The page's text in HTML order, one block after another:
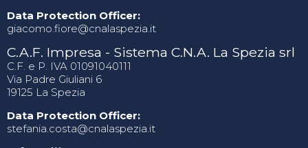
Data Protection Officer:
giacomo.fiore@cnalaspezia.it
C.A.F. Impresa - Sistema C.N.A. La Spezia srl
C.F. e P. IVA 01091040111
Via Padre Giuliani 6
19125 La Spezia
Data Protection Officer:
stefania.costa@cnalaspezia.it